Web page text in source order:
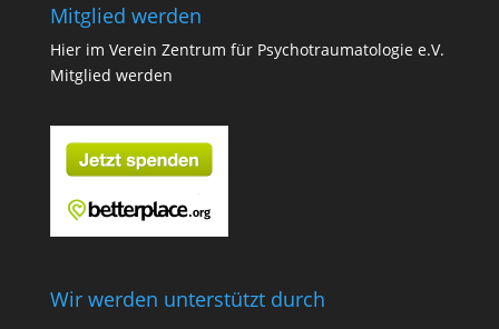
Mitglied werden
Hier im Verein Zentrum für Psychotraumatologie e.V.
Mitglied werden
Wir werden unterstützt durch